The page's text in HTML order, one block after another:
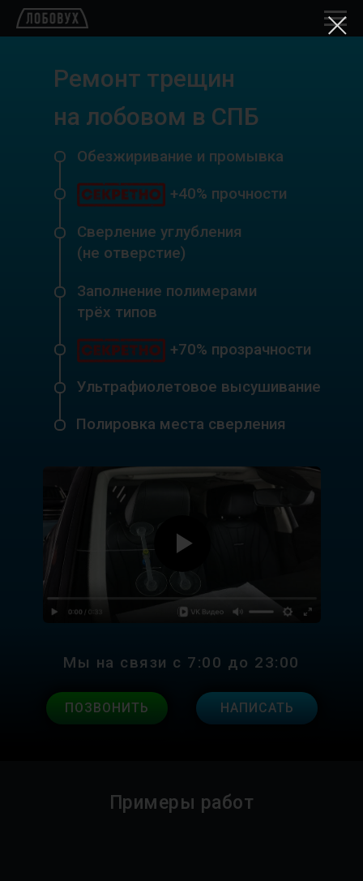
+40% прочности
Обезжиривание и промывка
Сверление углубления
(не отверстие)
Ремонт трещин
на лобовом в СПБ
Заполнение полимерами
трёх типов
Ультрафиолетовое высушивание
Полировка места сверления
+70% прозрачности
ПОЗВОНИТЬ НАПИСАТЬ
Мы на связи с 7:00 до 23:00
Примеры работ